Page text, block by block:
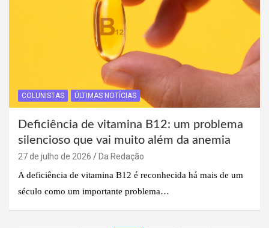
COLUNISTAS ÚLTIMAS NOTÍCIAS
Deficiência de vitamina B12: um problema
silencioso que vai muito além da anemia
27 de julho de 2026
Da Redação
A deficiência de vitamina B12 é reconhecida há mais de um
século como um importante problema…